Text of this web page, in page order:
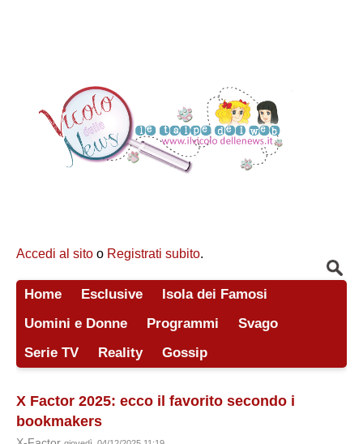
Accedi al sito o Registrati subito.
Home Esclusive
Isola dei Famosi
Uomini e Donne
Programmi
Svago
Serie TV
Reality Gossip
X Factor 2025: ecco il favorito secondo i
bookmakers